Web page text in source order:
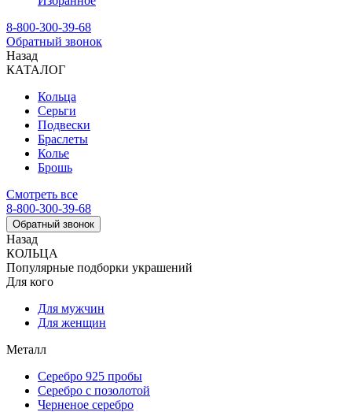
8-800-300-39-68
Обратный звонок
Назад
КАТАЛОГ
Кольца
Серьги
Подвески
Браслеты
Колье
Брошь
Смотреть все
8-800-300-39-68
Обратный звонок
Назад
КОЛЬЦА
Популярные подборки украшений
Для кого
Для мужчин
Для женщин
Металл
Серебро 925 пробы
Серебро с позолотой
Черненое серебро